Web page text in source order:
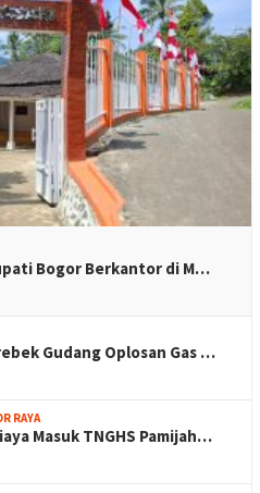
Bogor Berkantor di M…
Gudang Oplosan Gas …
RAYA
Masuk TNGHS Pamijah…